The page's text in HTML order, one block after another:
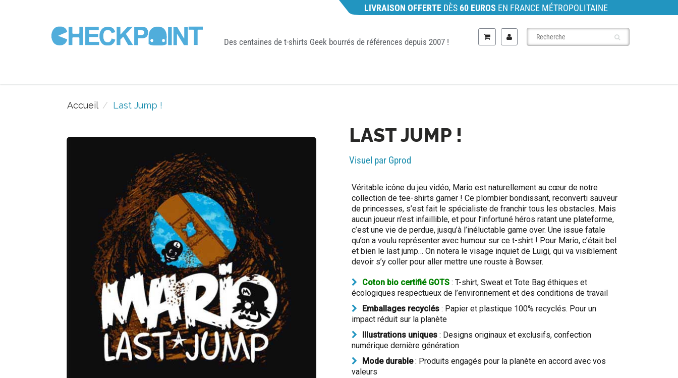
LIVRAISON OFFERTE DÈS60 EUROS EN FRANCE MÉTROPOLITAINE
Des centaines de t-shirts Geek bourrés de références depuis 2007 !
Accueil Last Jump !
LAST JUMP !
Visuel par Gprod
Véritable icône du jeu vidéo, Mario est naturellement au cœur de notre
collection de tee-shirts gamer ! Ce plombier bondissant, reconverti sauveur
de princesses, s’est fait le spécialiste de franchir tous les obstacles. Mais
aucun joueur n’est infaillible, et pour l’infortuné héros ratant une plateforme,
c’est une vie de perdue, jusqu’à l’inéluctable game over. Une issue fatale
qu’on a voulu représenter avec humour sur ce t-shirt ! Pour Mario, c’était bel
et bien le last jump… On notera le visage inquiet de Luigi, qui va visiblement
devoir s’y coller pour aller mettre une rouste à Bowser.
Coton bio certifié GOTS : T-shirt, Sweat et Tote Bag éthiques et
écologiques respectueux de l’environnement et des conditions de travail
Emballages recyclés : Papier et plastique 100% recyclés. Pour un
impact réduit sur la planète
Illustrations uniques : Designs originaux et exclusifs, confection
numérique dernière génération
Mode durable: Produits engagés pour la planète en accord avec vos
valeurs